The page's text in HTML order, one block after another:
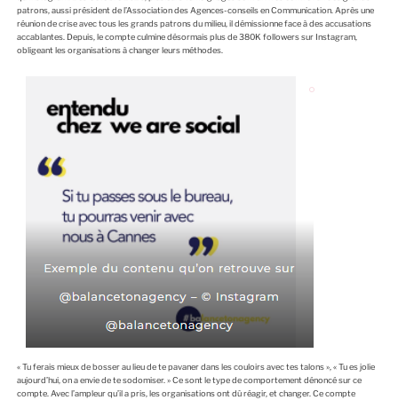
patrons, aussi président de l’Association des Agences-conseils en Communication. Après une
réunion de crise avec tous les grands patrons du milieu, il démissionne face à des accusations
accablantes. Depuis, le compte culmine désormais plus de 380K followers sur Instagram,
obligeant les organisations à changer leurs méthodes.
« Tu ferais mieux de bosser au lieu de te pavaner dans les couloirs avec tes talons », « Tu es jolie
aujourd’hui, on a envie de te sodomiser. » Ce sont le type de comportement dénoncé sur ce
compte. Avec l’ampleur qu’il a pris, les organisations ont dû réagir, et changer. Ce compte